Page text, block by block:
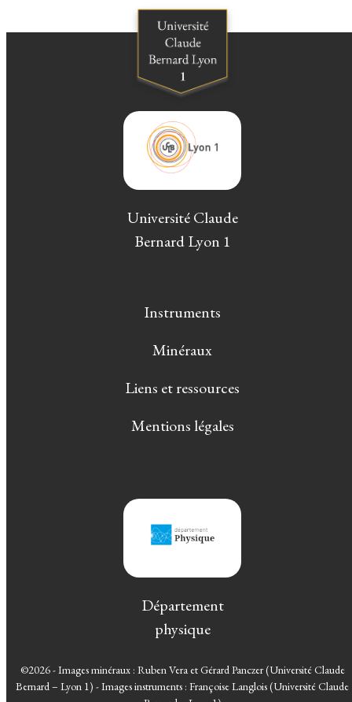
Université Claude
Bernard Lyon 1
Instruments
Minéraux
Liens et ressources
Mentions légales
Département
physique
©2026 - Images minéraux : Ruben Vera et Gérard Panczer (Université Claude
Bernard – Lyon 1) - Images instruments : Françoise Langlois (Université Claude